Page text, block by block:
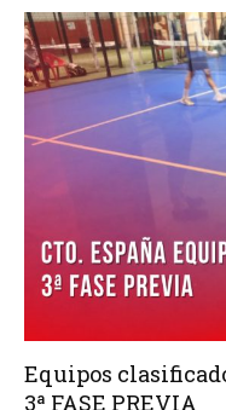
Equipos
3ª FASE PREVIA